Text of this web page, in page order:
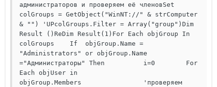
администраторов и проверяем её членовSet
colGroups = GetObject("WinNT://" & strComputer
& "") 'UPcolGroups.Filter = Array("group")Dim
Result ()ReDim Result(1)For Each objGroup In
colGroups    If  objGroup.Name =
"Administrators" or objGroup.Name
="Администраторы" Then          i=0        For
Each objUser in
objGroup.Members                'проверяем